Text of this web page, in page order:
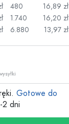
480
16,89 zł
1.740
16,20 zł
6.880
13,97 zł
Gotowe do
2 dni